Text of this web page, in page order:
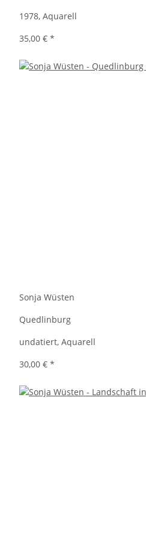
1978, Aquarell
35,00 € *
Sonja Wüsten
Quedlinburg
undatiert, Aquarell
30,00 € *